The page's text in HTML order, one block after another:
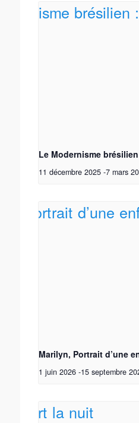
Le Modernisme
11 décembre 2025 -7 mars
Marilyn, Portrait d’une
1 juin 2026 -15 septembre